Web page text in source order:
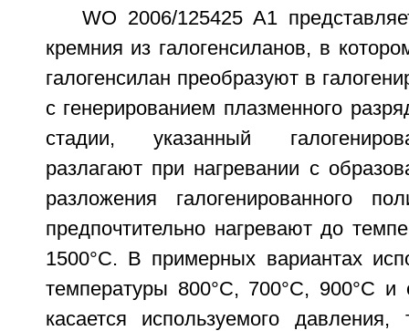
WO 2006/125425 А1
кремния из галогенсиланов, в
галогенсилан преобразуют в
с генерированием плазменного
стадии, указанный
разлагают при нагревании с
разложения галогенированного
предпочтительно нагревают до
1500°С. В примерных вариантах
температуры 800°С, 700°С, 900°С
касается используемого давления,